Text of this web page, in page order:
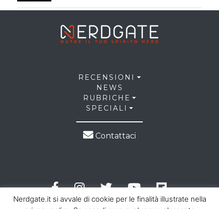
RECENSIONI
NEWS
RUBRICHE
SPECIALI
Contattaci
Nerdgate.it si avvale di cookie per le finalità illustrate nella